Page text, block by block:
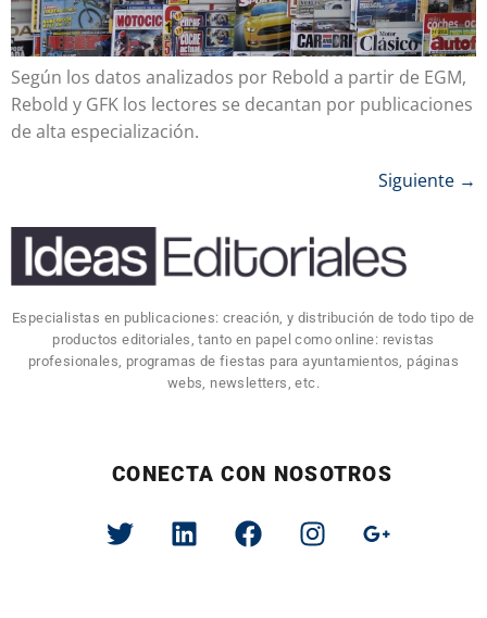
Según los datos analizados por Rebold a partir de EGM,
Rebold y GFK los lectores se decantan por publicaciones
de alta especialización.
Siguiente →
Especialistas en publicaciones: creación, y distribución de todo tipo de
productos editoriales, tanto en papel como online: revistas
profesionales, programas de fiestas para ayuntamientos, páginas
webs, newsletters, etc.
CONECTA CON NOSOTROS